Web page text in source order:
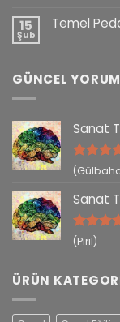
15
Şub
Temel
GÜNCEL
Sanat
5
Sanat
5
(Pırıl)
ÜRÜN